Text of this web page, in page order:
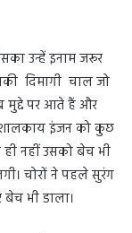
उन्हें इनाम जरूर
दिमागी चाल जो
मुद्दे पर आते हैं और
इंजन को कुछ
ही नहीं उसको बेच भी
चोरों ने पहले सुरंग
भी डाला।